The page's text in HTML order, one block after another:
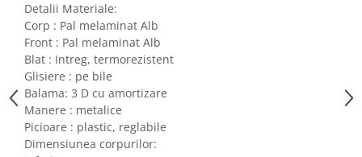
Detalii Materiale:
Corp : Pal melaminat Alb
Front : Pal melaminat Alb
Blat : Intreg, termorezistent
Glisiere : pe bile
Balama: 3 D cu amortizare
Manere : metalice
Picioare : plastic, reglabile
Dimensiunea corpurilor: